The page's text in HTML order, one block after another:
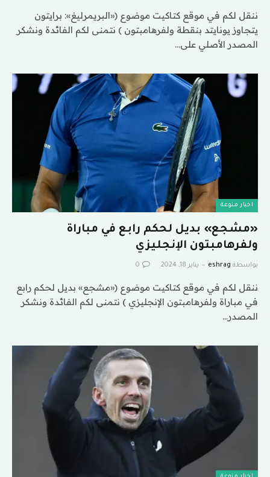
ننقل لكم في موقع كتاكيت موضوع («البريمرليغ»: برايتون
يتجاوز يونايتد بنقطة ولفرهامبتون ) نتمنى لكم الفائدة ونشكر
المصدر الأصلي على…
اخبار منوعة
«مشجع» بديل لحكم رابع في مباراة
ولفرهامبتون الإنجليزي
بواسطة eshrag يناير 18, 2024 0
ننقل لكم في موقع كتاكيت موضوع («مشجع» بديل لحكم رابع
في مباراة ولفرهامبتون الإنجليزي ) نتمنى لكم الفائدة ونشكر
المصدر…